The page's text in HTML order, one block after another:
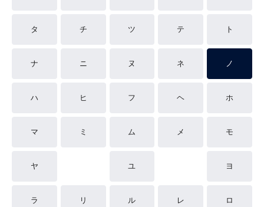
タ チ ツ テ ト
ナ ニ ヌ ネ ノ
ハ ヒ フ ヘ ホ
マ ミ ム メ モ
ヤ ユ ヨ
ラ リ ル レ ロ